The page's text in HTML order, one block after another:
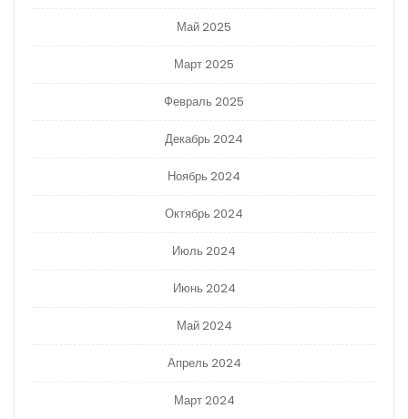
Май 2025
Март 2025
Февраль 2025
Декабрь 2024
Ноябрь 2024
Октябрь 2024
Июль 2024
Июнь 2024
Май 2024
Апрель 2024
Март 2024